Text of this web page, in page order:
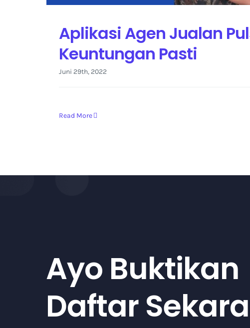
Aplikasi Agen Jualan
Keuntungan Pasti
Juni 29th, 2022
Read More
Ayo Buktikan
Daftar